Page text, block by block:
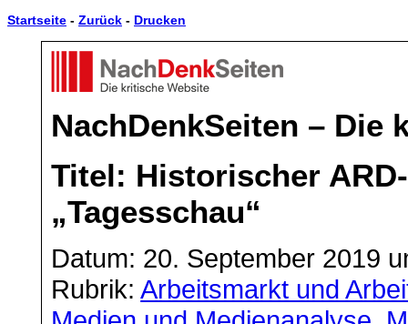
Startseite - Zurück - Drucken
NachDenkSeiten – Die
Titel: Historischer
„Tagesschau“
Datum: 20. September 2019
Rubrik:Arbeitsmarkt und